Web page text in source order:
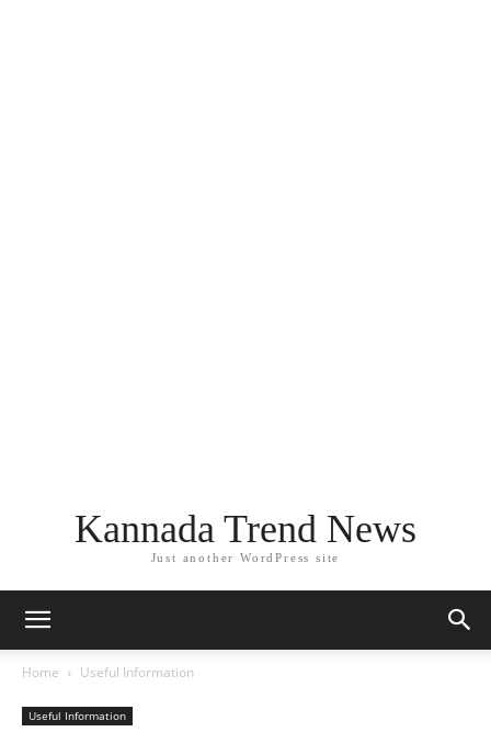
Kannada Trend News
Just another WordPress site
Home Useful Information
Useful Information